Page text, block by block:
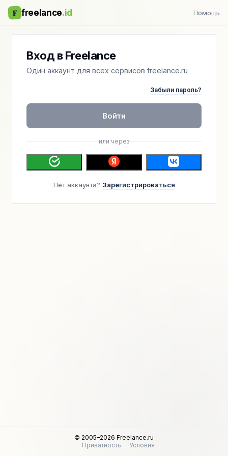
F freelance.id Помощь
Вход в Freelance
Один аккаунт для всех сервисов freelance.ru
Забыли пароль?
Войти
или через
Нет аккаунта? Зарегистрироваться
© 2005–2026 Freelance.ru
Приватность
Условия